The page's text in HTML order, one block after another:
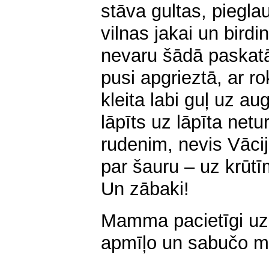
stāva gultas,
vilnas jakai un
nevaru šādā
pusi apgrieztā, ar
kleita labi guļ uz
lāpīts uz lāpīta
rudenim, nevis
par šauru – uz
Un zābaki!
Mamma pacietīgi
apmīļo un sabučo